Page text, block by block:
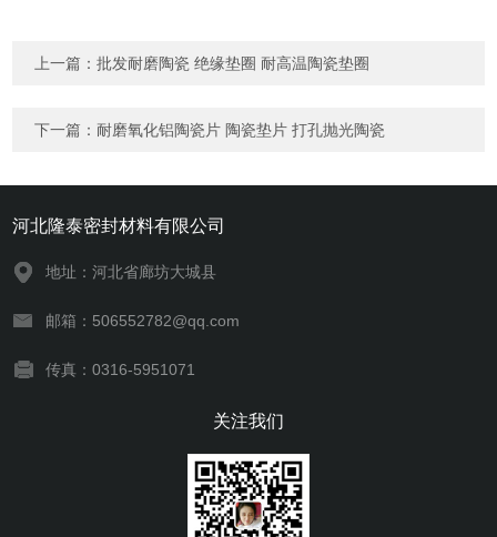
上一篇：批发耐磨陶瓷 绝缘垫圈 耐高温陶瓷垫圈
下一篇： 耐磨氧化铝陶瓷片 陶瓷垫片 打孔抛光陶瓷
河北隆泰密封材料有限公司
地址：河北省廊坊大城县
邮箱：506552782@qq.com
传真：0316-5951071
关注我们